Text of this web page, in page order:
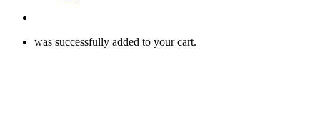
was successfully added to your cart.